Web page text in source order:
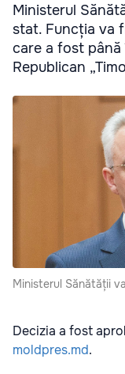
Ministerul
stat. Funcția va
care a fost
Republican
Ministerul Sănătății
Decizia a fost
moldpres.md.